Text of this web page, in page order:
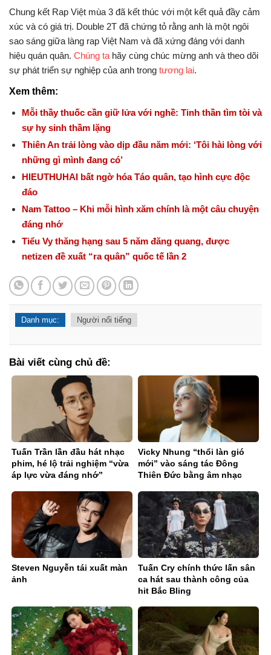
Chung kết Rap Việt mùa 3 đã kết thúc với một kết quả đầy cảm
xúc và có giá trị. Double 2T đã chứng tỏ rằng anh là một ngôi
sao sáng giữa làng rap Việt Nam và đã xứng đáng với danh
hiệu quán quân. Chúng ta hãy cùng chúc mừng anh và theo dõi
sự phát triển sự nghiệp của anh trong tương lai.
Xem thêm:
Mỗi thầy thuốc cần giữ lửa với nghề: Tinh thần tìm tòi và
sự hy sinh thầm lặng
Thiên An trải lòng vào dịp đầu năm mới: ‘Tôi hài lòng với
những gì mình đang có’
HIEUTHUHAI bất ngờ hóa Táo quân, tạo hình cực độc
đáo
Nam Tattoo – Khi mỗi hình xăm chính là một câu chuyện
đáng nhớ
Tiểu Vy thăng hạng sau 5 năm đăng quang, được
netizen đề xuất “ra quân” quốc tế lần 2
Danh mục: Người nổi tiếng
Bài viết cùng chủ đề:
Tuấn Trần lần đầu hát nhạc
phim, hé lộ trải nghiệm “vừa
áp lực vừa đáng nhớ”
Vicky Nhung “thổi làn gió
mới” vào sáng tác Đông
Thiên Đức bằng âm nhạc
Steven Nguyễn tái xuất màn
ảnh
Tuấn Cry chính thức lấn sân
ca hát sau thành công của
hit Bắc Bling